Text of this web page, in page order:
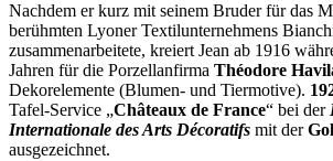
Nachdem er kurz mit seinem Bruder für das
berühmten Lyoner Textilunternehmens
zusammenarbeitete, kreiert Jean ab 1916
Jahren für die Porzellanfirma Théodore
Dekorelemente (Blumen- und Tiermotive).
Tafel-Service „Châteaux de France“ bei der
Internationale des Arts Décoratifs mit der
ausgezeichnet.